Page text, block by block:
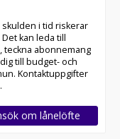
presenteras med
kunde göra
Och detta är
turbolag och labila
GTS levererar
har kanske aldrig
i tid riskerar
kan leda till
teckna abonnemang
till budget- och
Kontaktuppgifter
.
om lånelöfte